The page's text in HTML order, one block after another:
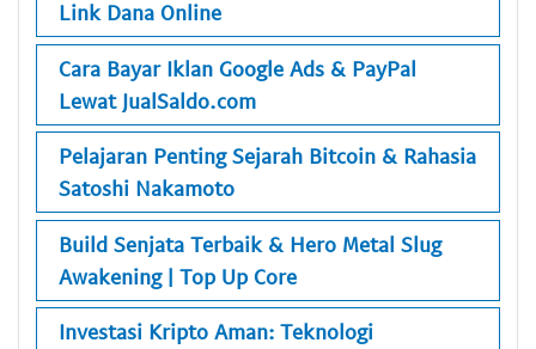
Link Dana Online
Cara Bayar Iklan Google Ads & PayPal
Lewat JualSaldo.com
Pelajaran Penting Sejarah Bitcoin & Rahasia
Satoshi Nakamoto
Build Senjata Terbaik & Hero Metal Slug
Awakening | Top Up Core
Investasi Kripto Aman: Teknologi